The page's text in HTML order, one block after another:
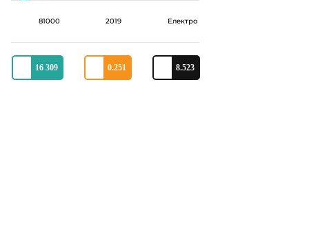
81000 2019 Електро
16 309 0.251 8.523